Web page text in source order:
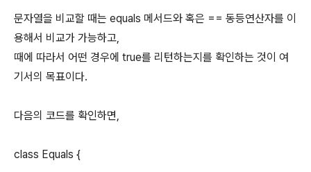
문자열을 비교할 때는 equals 메서드와 혹은 == 동등연산자를 이
용해서 비교가 가능하고,
때에 따라서 어떤 경우에 true를 리턴하는지를 확인하는 것이 여
기서의 목표이다.
다음의 코드를 확인하면,
class Equals {